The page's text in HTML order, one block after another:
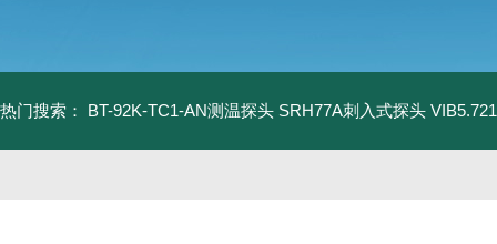
热门搜索： BT-92K-TC1-AN测温探头 SRH77A刺入式探头